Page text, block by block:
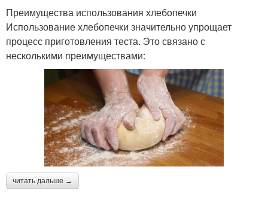
Преимущества использования хлебопечки
Использование хлебопечки значительно упрощает
процесс приготовления теста. Это связано с
несколькими преимуществами:
читать дальше →